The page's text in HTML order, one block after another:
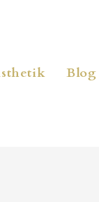
Blog